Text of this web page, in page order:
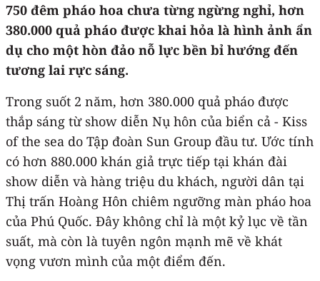
750 đêm pháo hoa chưa từng ngừng nghỉ, hơn
380.000 quả pháo được khai hỏa là hình ảnh ẩn
dụ cho một hòn đảo nỗ lực bền bỉ hướng đến
tương lai rực sáng.
Trong suốt 2 năm, hơn 380.000 quả pháo được
thắp sáng từ show diễn Nụ hôn của biển cả - Kiss
of the sea do Tập đoàn Sun Group đầu tư. Ước tính
có hơn 880.000 khán giả trực tiếp tại khán đài
show diễn và hàng triệu du khách, người dân tại
Thị trấn Hoàng Hôn chiêm ngưỡng màn pháo hoa
của Phú Quốc. Đây không chỉ là một kỷ lục về tần
suất, mà còn là tuyên ngôn mạnh mẽ về khát
vọng vươn mình của một điểm đến.